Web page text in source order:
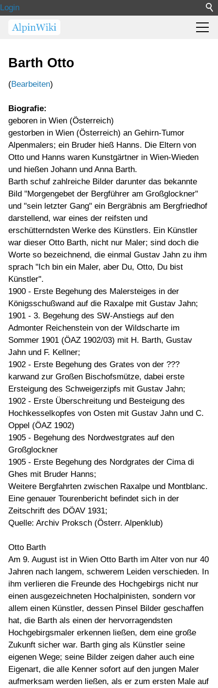
Login
Barth Otto
(Bearbeiten)
Biografie:
geboren in Wien (Österreich)
gestorben in Wien (Österreich) an Gehirn-Tumor
Alpenmalers; ein Bruder hieß Hanns. Die Eltern von
Otto und Hanns waren Kunstgärtner in Wien-Wieden
und hießen Johann und Anna Barth.
Barth schuf zahlreiche Bilder darunter das bekannte
Bild "Morgengebet der Bergführer am Großglockner"
und "sein letzter Gang" ein Bergräbnis am Bergfriedhof
darstellend, war eines der reifsten und
erschütterndsten Werke des Künstlers. Ein Künstler
war dieser Otto Barth, nicht nur Maler; sind doch die
Worte so bezeichnend, die einmal Gustav Jahn zu ihm
sprach "Ich bin ein Maler, aber Du, Otto, Du bist
Künstler".
1900 - Erste Begehung des Malersteiges in der
Königsschußwand auf die Raxalpe mit Gustav Jahn;
1901 - 3. Begehung des SW-Anstiegs auf den
Admonter Reichenstein von der Wildscharte im
Sommer 1901 (ÖAZ 1902/03) mit H. Barth, Gustav
Jahn und F. Kellner;
1902 - Erste Begehung des Grates von der ???
karwand zur Großen Bischofsmütze, dabei erste
Ersteigung des Schweigerzipfs mit Gustav Jahn;
1902 - Erste Überschreitung und Besteigung des
Hochkesselkopfes von Osten mit Gustav Jahn und C.
Oppel (ÖAZ 1902)
1905 - Begehung des Nordwestgrates auf den
Großglockner
1905 - Erste Begehung des Nordgrates der Cima di
Ghes mit Bruder Hanns;
Weitere Bergfahrten zwischen Raxalpe und Montblanc.
Eine genauer Tourenbericht befindet sich in der
Zeitschrift des DÖAV 1931;
Quelle: Archiv Proksch (Österr. Alpenklub)
Otto Barth
Am 9. August ist in Wien Otto Barth im Alter von nur 40
Jahren nach langem, schwerem Leiden verschieden. In
ihm verlieren die Freunde des Hochgebirgs nicht nur
einen ausgezeichneten Hochalpinisten, sondern vor
allem einen Künstler, dessen Pinsel Bilder geschaffen
hat, die Barth als einen der hervorragendsten
Hochgebirgsmaler erkennen ließen, dem eine große
Zukunft sicher war. Barth ging als Künstler seine
eigenen Wege; seine Bilder zeigen daher auch eine
Eigenart, die alle Kenner sofort auf den jungen Maler
aufmerksam werden ließen, als er zum ersten Male auf